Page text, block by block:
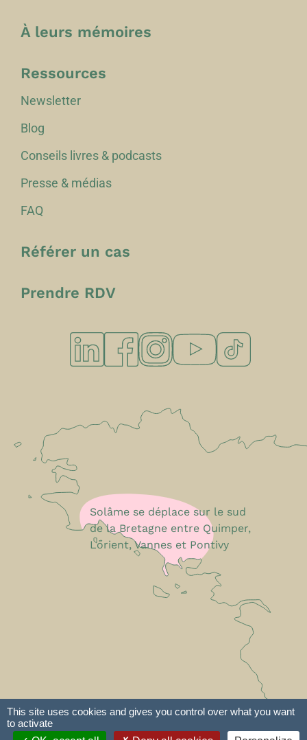
À leurs mémoires
Ressources
Newsletter
Blog
Conseils livres & podcasts
Presse & médias
FAQ
Référer un cas
Prendre RDV
Solâme se déplace sur le sud
de la Bretagne entre Quimper,
Lorient, Vannes et Pontivy
e-declic Plan du siteMentions légales
This site uses cookies and gives you control over what you want
to activate